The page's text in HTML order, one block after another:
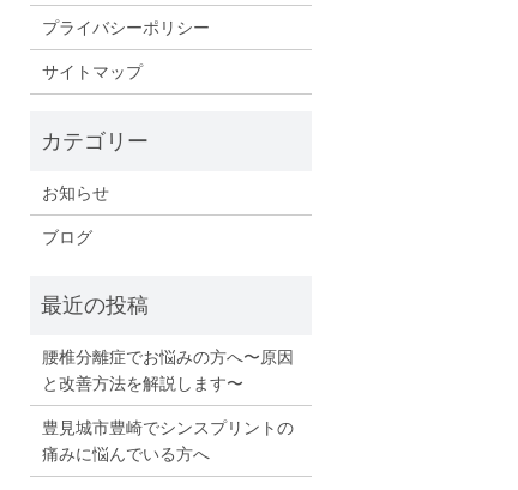
プライバシーポリシー
サイトマップ
お知らせ
ブログ
腰椎分離症でお悩みの方へ〜原因
と改善方法を解説します〜
豊見城市豊崎でシンスプリントの
痛みに悩んでいる方へ